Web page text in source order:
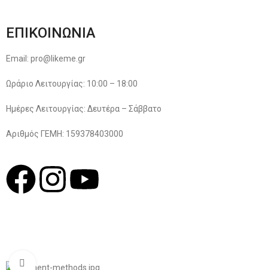
Click to enlarge
ΕΠΙΚΟΙΝΩΝΙΑ
Email: pro@likeme.gr
Ωράριο Λειτουργίας: 10:00 – 18:00
Ημέρες Λειτουργίας: Δευτέρα – Σάββατο
Αριθμός ΓΕΜΗ: 159378403000